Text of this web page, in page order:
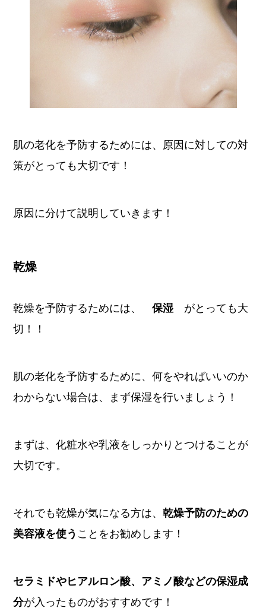
肌の老化を予防するためには、原因に対しての対
策がとっても大切です！
原因に分けて説明していきます！
乾燥
乾燥を予防するためには、保湿 がとっても大
切！！
肌の老化を予防するために、何をやればいいのか
わからない場合は、まず保湿を行いましょう！
まずは、化粧水や乳液をしっかりとつけることが
大切です。
それでも乾燥が気になる方は、乾燥予防のための
美容液を使う ことをお勧めします！
セラミドやヒアルロン酸、アミノ酸などの保湿成
分が入ったものがおすすめです！